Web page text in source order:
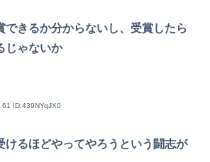
できるか分からないし、受賞したら
じゃないか
ID:439NYqJX0
けるほどやってやろうという闘志が